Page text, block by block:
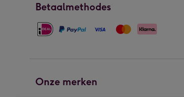
Betaalmethodes
Onze merken